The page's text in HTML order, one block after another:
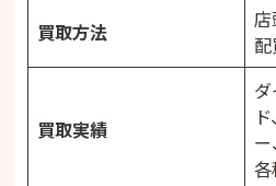
買取方法
買取実績
各